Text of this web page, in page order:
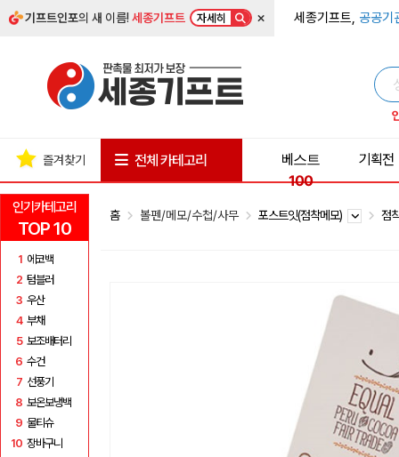
기프트인포의 새 이름!세종기프트 자세히 × 세종기프트, 공공기
인기카테고리
TOP 10
1 에코백
2 텀블러
3 우산
4 부채
5 보조배터리
6 수건
7 선풍기
8 보온보냉백
9 물티슈
10 장바구니
즐겨찾기 전체 카테고리
베스트
100
기획전
홈 볼펜/메모/수첩/사무 포스트잇(점착메모) 점